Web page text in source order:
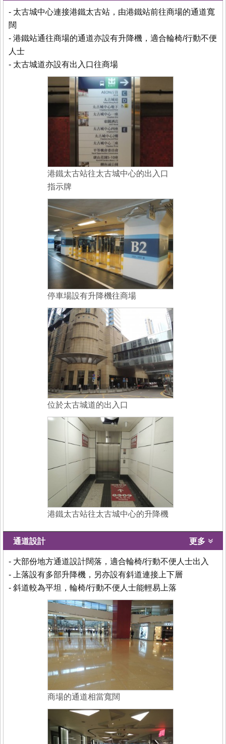
- 太古城中心連接港鐵太古站，由港鐵站前往商場的通道寬
闊
- 港鐵站通往商場的通道亦設有升降機，適合輪椅/行動不便
人士
- 太古城道亦設有出入口往商場
港鐵太古站往太古城中心的出入口
指示牌
停車場設有升降機往商場
位於太古城道的出入口
港鐵太古站往太古城中心的升降機
通道設計 更多
- 大部份地方通道設計闊落，適合輪椅/行動不便人士出入
- 上落設有多部升降機，另亦設有斜道連接上下層
- 斜道較為平坦，輪椅/行動不便人士能輕易上落
商場的通道相當寬闊